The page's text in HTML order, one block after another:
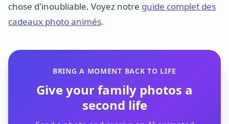
chose d'inoubliable. Voyez notre guide complet des
cadeaux photo animés.
BRING A MOMENT BACK TO LIFE
Give your family photos a
second life